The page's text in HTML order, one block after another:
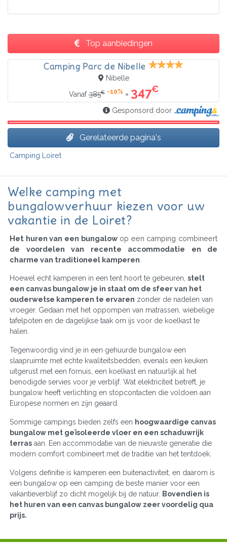
Top aanbiedingen
Camping Parc de Nibelle
Nibelle
Vanaf385€ -10% = 347€
Gesponsord door
Gerelateerde pagina's
Camping Loiret
Welke camping met
bungalowverhuur kiezen voor uw
vakantie in de Loiret?
Het huren van een bungalowop een camping combineert
de voordelen van recente accommodatie en de
charme van traditioneel kamperen
Hoewel echt kamperen in een tent hoort te gebeuren, stelt
een canvas bungalow je in staat om de sfeer van het
ouderwetse kamperen te ervaren zonder de nadelen van
vroeger. Gedaan met het oppompen van matrassen, wiebelige
tafelpoten en de dagelijkse taak om ijs voor de koelkast te
halen.
Tegenwoordig vind je in een gehuurde bungalow een
slaapruimte met echte kwaliteitsbedden, evenals een keuken
uitgerust met een fornuis, een koelkast en natuurlijk al het
benodigde servies voor je verblijf. Wat elektriciteit betreft, je
bungalow heeft verlichting en stopcontacten die voldoen aan
Europese normen en zijn geaard.
Sommige campings bieden zelfs een hoogwaardige canvas
bungalow met geïsoleerde vloer en een schaduwrijk
terras aan. Een accommodatie van de nieuwste generatie die
modern comfort combineert met de traditie van het tentdoek.
Volgens definitie is kamperen een buitenactiviteit, en daarom is
een bungalow op een camping de beste manier voor een
vakantieverblijf zo dicht mogelijk bij de natuur. Bovendien is
het huren van een canvas bungalow zeer voordelig qua
prijs.